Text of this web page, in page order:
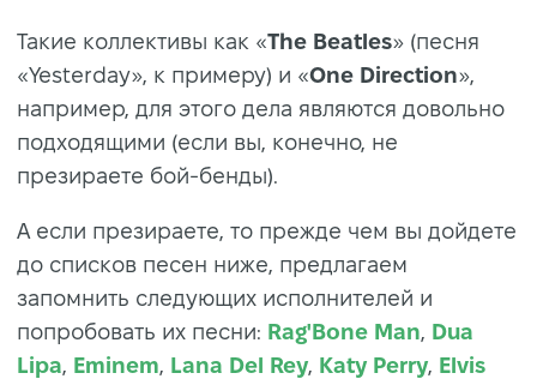
Такие коллективы как «The Beatles» (песня
«Yesterday», к примеру) и «One Direction»,
например, для этого дела являются довольно
подходящими (если вы, конечно, не
презираете бой-бенды).
А если презираете, то прежде чем вы дойдете
до списков песен ниже, предлагаем
запомнить следующих исполнителей и
попробовать их песни: Rag'Bone Man, Dua
Lipa, Eminem, Lana Del Rey, Katy Perry, Elvis